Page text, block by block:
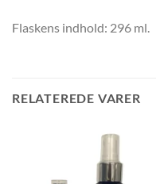
Flaskens indhold: 296 ml.
RELATEREDE VARER